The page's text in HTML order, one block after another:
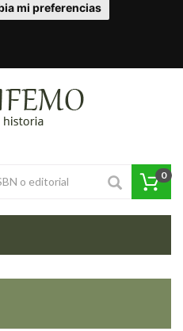
mi preferencias
0